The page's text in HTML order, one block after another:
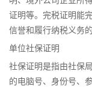
证明等。完税证明能
信誉和履行纳税义务
单位社保证明
社保证明是指由社保
的电脑号、身份号、